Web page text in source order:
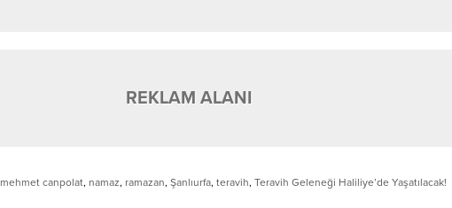
REKLAM ALANI
mehmet canpolat, namaz, ramazan, Şanlıurfa, teravih, Teravih Geleneği Haliliye’de Yaşatılacak!